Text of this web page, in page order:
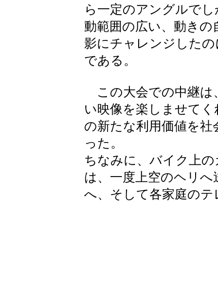
ら一定のアングルで
動範囲の広い、動き
影にチャレンジした
である。
この大会での中継は
い映像を楽しませて
の新たな利用価値を
った。
ちなみに、バイク上
は、一度上空のヘリ
へ、そして各家庭の